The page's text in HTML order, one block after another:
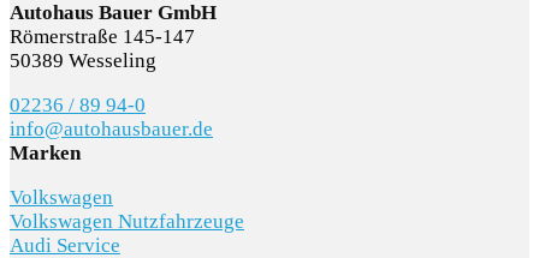
Autohaus Bauer GmbH
Römerstraße 145-147
50389 Wesseling
02236 / 89 94-0
info@autohausbauer.de
Marken
Volkswagen
Volkswagen Nutzfahrzeuge
Audi Service